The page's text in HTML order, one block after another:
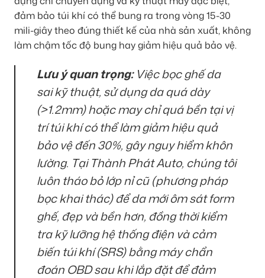
đảm bảo túi khí có thể bung ra trong vòng 15-30
mili-giây theo đúng thiết kế của nhà sản xuất, không
làm chậm tốc độ bung hay giảm hiệu quả bảo vệ.
Lưu ý quan trọng:Việc bọc ghế da
sai kỹ thuật, sử dụng da quá dày
(>1.2mm) hoặc may chỉ quá bền tại vị
trí túi khí có thể làm giảm hiệu quả
bảo vệ đến 30%, gây nguy hiểm khôn
lường. Tại Thành Phát Auto, chúng tôi
luôn tháo bỏ lớp nỉ cũ (phương pháp
bọc khai thác) để da mới ôm sát form
ghế, đẹp và bền hơn, đồng thời kiểm
tra kỹ lưỡng hệ thống điện và cảm
biến túi khí (SRS) bằng máy chẩn
đoán OBD sau khi lắp đặt để đảm